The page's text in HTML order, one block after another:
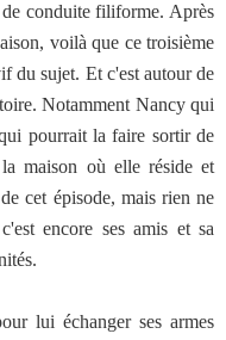
conduite filiforme. Après
voilà que ce troisième
du sujet. Et c'est autour de
Notamment Nancy qui
pourrait la faire sortir de
maison où elle réside et
cet épisode, mais rien ne
encore ses amis et sa
lui échanger ses armes